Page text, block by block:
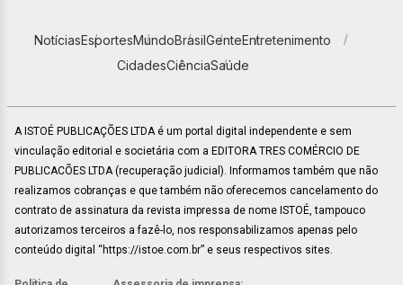
NotíciasEsportesMundoBrasilGenteEntretenimento
CidadesCiênciaSaúde
A ISTOÉ PUBLICAÇÕES LTDA é um portal digital independente e sem
vinculação editorial e societária com a EDITORA TRES COMÉRCIO DE
PUBLICACÕES LTDA (recuperação judicial). Informamos também que não
realizamos cobranças e que também não oferecemos cancelamento do
contrato de assinatura da revista impressa de nome ISTOÉ, tampouco
autorizamos terceiros a fazê-lo, nos responsabilizamos apenas pelo
conteúdo digital “https://istoe.com.br” e seus respectivos sites.